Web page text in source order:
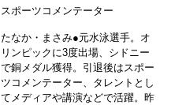
スポーツコメンテーター
たなか・まさみ●元水泳選手。オ
リンピックに3度出場、シドニー
で銅メダル獲得。引退後はスポー
ツコメンテーター、タレントとし
てメディアや講演などで活躍。昨